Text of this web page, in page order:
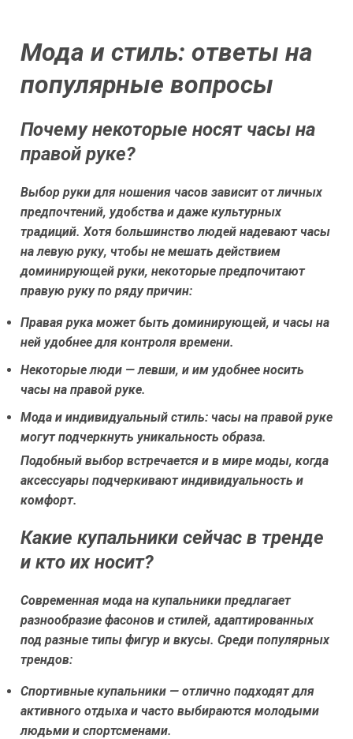
Мода и стиль: ответы на
популярные вопросы
Почему некоторые носят часы на
правой руке?
Выбор руки для ношения часов зависит от личных
предпочтений, удобства и даже культурных
традиций. Хотя большинство людей надевают часы
на левую руку, чтобы не мешать действием
доминирующей руки, некоторые предпочитают
правую руку по ряду причин:
Правая рука может быть доминирующей, и часы на
ней удобнее для контроля времени.
Некоторые люди — левши, и им удобнее носить
часы на правой руке.
Мода и индивидуальный стиль: часы на правой руке
могут подчеркнуть уникальность образа.
Подобный выбор встречается и в мире моды, когда
аксессуары подчеркивают индивидуальность и
комфорт.
Какие купальники сейчас в тренде
и кто их носит?
Современная мода на купальники предлагает
разнообразие фасонов и стилей, адаптированных
под разные типы фигур и вкусы. Среди популярных
трендов:
Спортивные купальники — отлично подходят для
активного отдыха и часто выбираются молодыми
людьми и спортсменами.